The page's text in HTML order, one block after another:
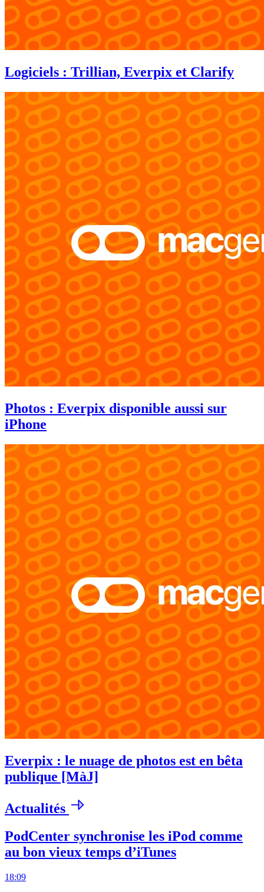
Logiciels : Trillian, Everpix et Clarify
Photos : Everpix disponible aussi sur
iPhone
Everpix : le nuage de photos est en bêta
publique [MàJ]
Actualités
PodCenter synchronise les iPod comme
au bon vieux temps d’iTunes
18:09